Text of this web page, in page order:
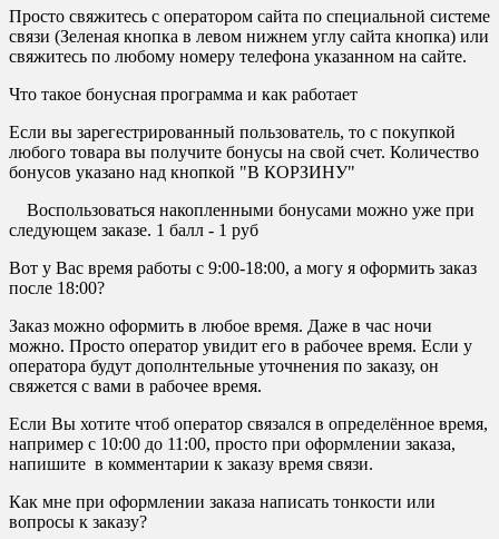
Просто свяжитесь с оператором сайта по специальной системе
связи (Зеленая кнопка в левом нижнем углу сайта кнопка) или
свяжитесь по любому номеру телефона указанном на сайте.
Что такое бонусная программа и как работает
Если вы зарегестрированный пользователь, то с покупкой
любого товара вы получите бонусы на свой счет. Количество
бонусов указано над кнопкой "В КОРЗИНУ"
Воспользоваться накопленными бонусами можно уже при
следующем заказе. 1 балл - 1 руб
Вот у Вас время работы с 9:00-18:00, а могу я оформить заказ
после 18:00?
Заказ можно оформить в любое время. Даже в час ночи
можно. Просто оператор увидит его в рабочее время. Если у
оператора будут дополнтельные уточнения по заказу, он
свяжется с вами в рабочее время.
Если Вы хотите чтоб оператор связался в определённое время,
например с 10:00 до 11:00, просто при оформлении заказа,
напишите в комментарии к заказу время связи.
Как мне при оформлении заказа написать тонкости или
вопросы к заказу?